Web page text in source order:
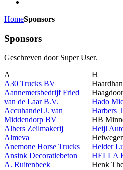
HomeSponsors
Sponsors
Geschreven door Super User.
A
A30 Trucks BV
Aannemersbedrijf Fried
van de Laar B.V.
Accuhandel J. van
Middendorp BV
Albers Zeilmakerij
Almeva
Anemone Horse Trucks
Ansink Decoratiebeton
A. Ruitenbeek
H
Hado
Harbers
HB
Heijl
Helder
HELLA
Henk